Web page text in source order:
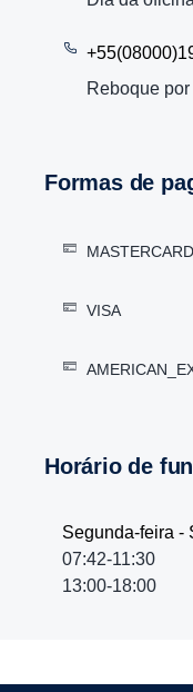
Reboque
Formas de
MASTERCARD
VISA
Horário de
Segunda-feira -
07:42-11:30
13:00-18:00